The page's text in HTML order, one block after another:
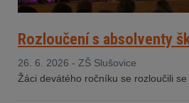
Rozloučení s absolventy
26. 6. 2026 - ZŠ Slušovice
Žáci devátého ročníku se rozloučili se